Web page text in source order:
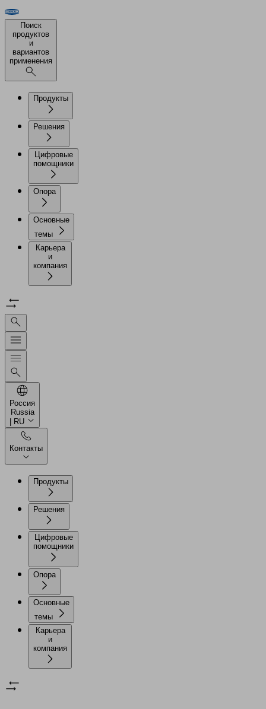
Поиск
продуктов
и
вариантов
применения
Продукты
Решения
Цифровые
помощники
Опора
Основные
темы
Карьера
и
компания
Россия
Russia
| RU
Контакты
Продукты
Решения
Цифровые
помощники
Опора
Основные
темы
Карьера
и
компания